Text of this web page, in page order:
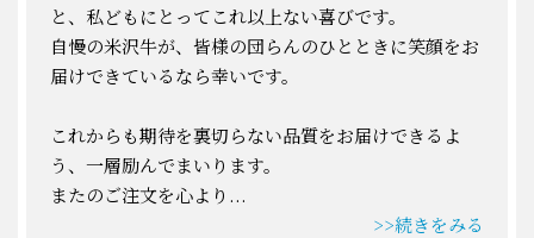
と、私どもにとってこれ以上ない喜びです。
自慢の米沢牛が、皆様の団らんのひとときに笑顔をお
届けできているなら幸いです。
これからも期待を裏切らない品質をお届けできるよ
う、一層励んでまいります。
またのご注文を心より ...
>>続きをみる